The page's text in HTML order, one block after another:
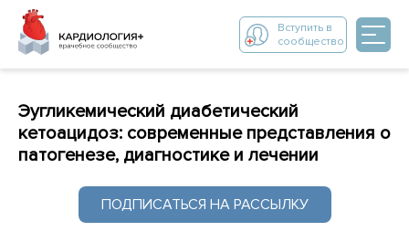
Вступить в
сообщество
Эугликемический диабетический
кетоацидоз: современные представления о
патогенезе, диагностике и лечении
ПОДПИСАТЬСЯ НА РАССЫЛКУ